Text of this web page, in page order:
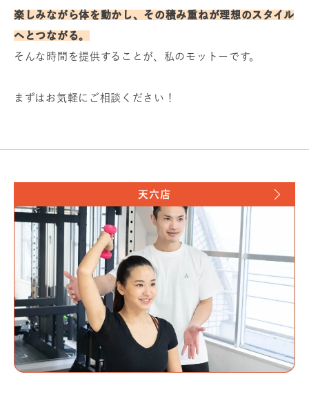
楽しみながら体を動かし、その積み重ねが理想のスタイル
へとつながる。
そんな時間を提供することが、私のモットーです。
まずはお気軽にご相談ください！
天六店